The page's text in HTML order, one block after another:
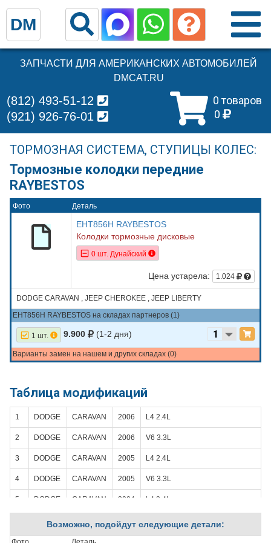
ЗАПЧАСТИ ДЛЯ АМЕРИКАНСКИХ АВТОМОБИЛЕЙ
DMCAT.RU
0 товаров
0
(812) 493-51-12
(921) 926-76-01
ТОРМОЗНАЯ СИСТЕМА, СТУПИЦЫ КОЛЕС:
Тормозные колодки передние
RAYBESTOS
Фото Деталь
EHT856H RAYBESTOS
Колодки тормозные дисковые
0 шт. Дунайский
Цена устарела: 1.024
DODGE CARAVAN , JEEP CHEROKEE , JEEP LIBERTY
EHT856H RAYBESTOS на складах партнеров (1)
1 шт. 9.900 (1-2 дня)
Варианты замен на нашем и других складах (0)
Таблица модификаций
1 DODGE CARAVAN 2006 L4 2.4L
2 DODGE CARAVAN 2006 V6 3.3L
3 DODGE CARAVAN 2005 L4 2.4L
4 DODGE CARAVAN 2005 V6 3.3L
5 DODGE CARAVAN 2004 L4 2.4L
DODGE 2004
7 CARAVAN
Возможно, подойдут следующие детали:
DM